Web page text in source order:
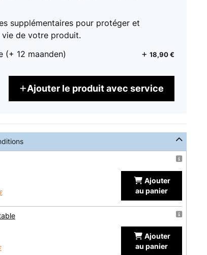
supplémentaires pour protéger et
de votre produit.
(+ 12 maanden)
18,90 €
Ajouter le produit avec service
Ajouter
au panier
Ajouter
au panier